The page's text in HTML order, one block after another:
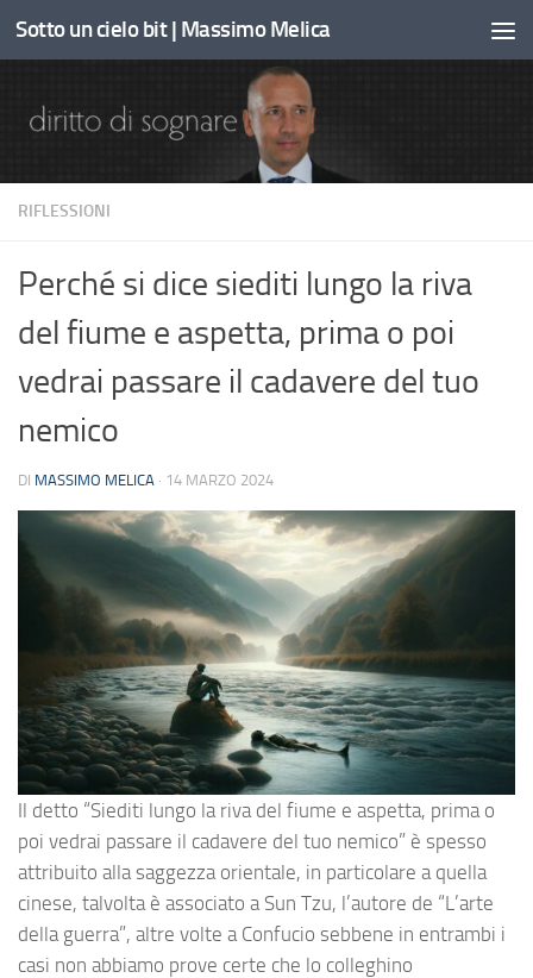
Sotto il contenuto
Sotto un cielo bit | Massimo Melica
RIFLESSIONI
Perché si dice siediti lungo la riva
del fiume e aspetta, prima o poi
vedrai passare il cadavere del tuo
nemico
DI MASSIMO MELICA · 14 MARZO 2024
Il detto “Siediti lungo la riva del fiume e aspetta, prima o
poi vedrai passare il cadavere del tuo nemico” è spesso
attribuito alla saggezza orientale, in particolare a quella
cinese, talvolta è associato a Sun Tzu, l’autore de “L’arte
della guerra”, altre volte a Confucio sebbene in entrambi i
casi non abbiamo prove certe che lo colleghino